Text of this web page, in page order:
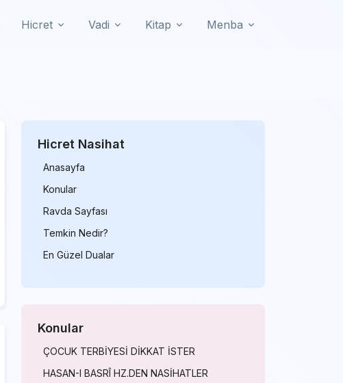
Hicret Vadi Kitap Menba
Hicret Nasihat
Anasayfa
Konular
Ravda Sayfası
Temkin Nedir?
En Güzel Dualar
Konular
ÇOCUK TERBİYESİ DİKKAT İSTER
HASAN-I BASRÎ HZ.DEN NASİHATLER